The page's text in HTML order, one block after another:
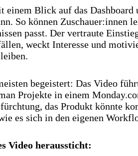
einem Blick auf das
So können Zuschauer:innen
passt. Der vertraute
weckt Interesse und
begeistert: Das Video
Projekte in einem
das Produkt könnte
es sich in den eigenen
Video heraussticht: